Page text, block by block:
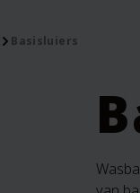
Basisluiers